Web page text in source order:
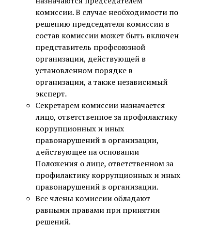
комиссии. В случае необходимости по
решению председателя комиссии в
состав комиссии может быть включен
представитель профсоюзной
организации, действующей в
установленном порядке в
организации, а также независимый
эксперт.
Секретарем комиссии назначается
лицо, ответственное за профилактику
коррупционных и иных
правонарушений в организации,
действующее на основании
Положения о лице, ответственном за
профилактику коррупционных и иных
правонарушений в организации.
Все члены комиссии обладают
равными правами при принятии
решений.